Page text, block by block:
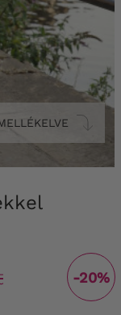
-20%